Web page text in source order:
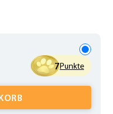
7Punkte
Wert ein